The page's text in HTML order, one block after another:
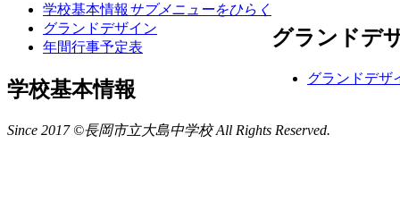
学校基本情報 サブメニューをひらく
グランドデザイン
年間行事予定表
学校基本情報
グランドデ
グランドデザ
Since 2017 ©長岡市立大島中学校 All Rights Reserved.